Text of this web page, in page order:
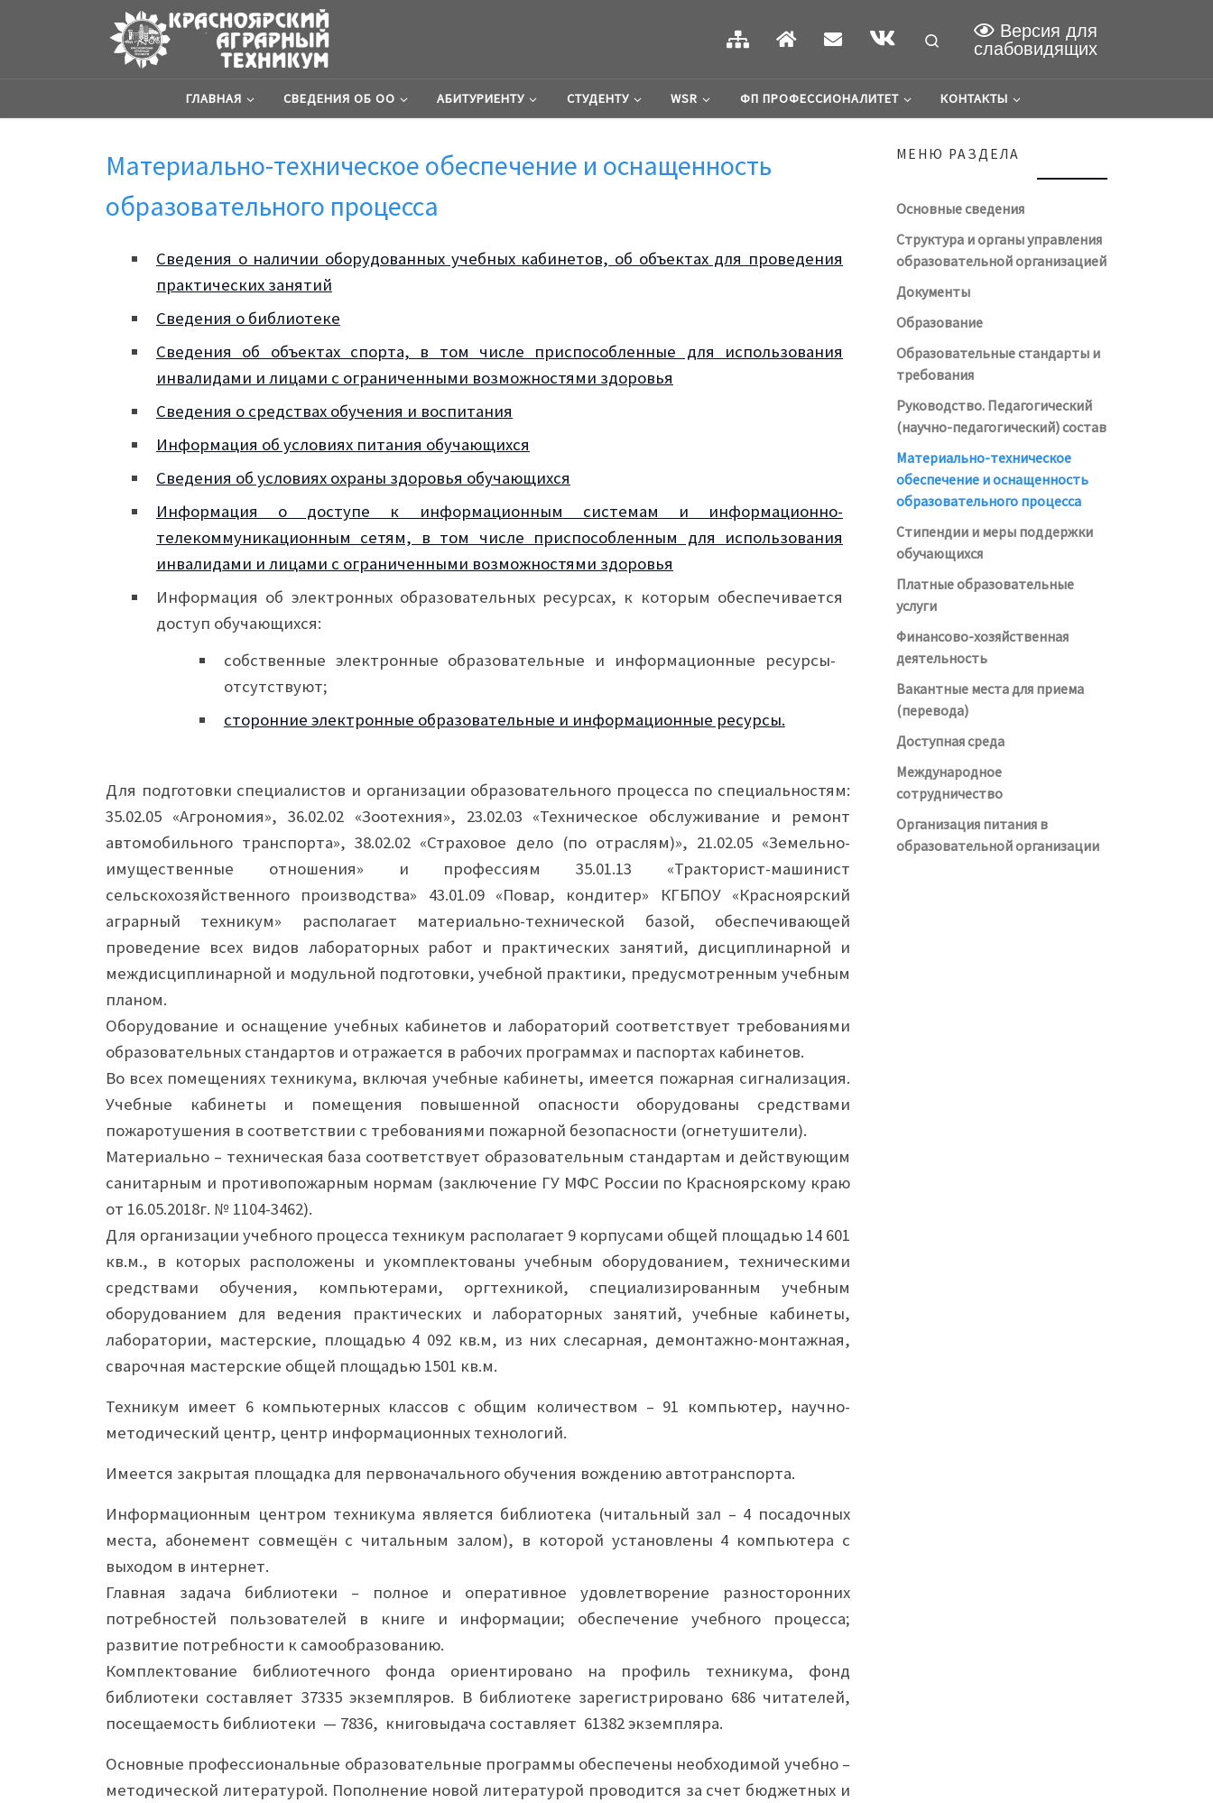
Search
Версия для
слабовидящих
ГЛАВНАЯ СВЕДЕНИЯ ОБ ОО АБИТУРИЕНТУ СТУДЕНТУ WSR ФП ПРОФЕССИОНАЛИТЕТ КОНТАКТЫ
Материально-техническое обеспечение и оснащенность
образовательного процесса
Сведения о наличии оборудованных учебных кабинетов, об объектах для проведения
практических занятий
Сведения о библиотеке
Сведения об объектах спорта, в том числе приспособленные для использования
инвалидами и лицами с ограниченными возможностями здоровья
Сведения о средствах обучения и воспитания
Информация об условиях питания обучающихся
Сведения об условиях охраны здоровья обучающихся
Информация о доступе к информационным системам и информационно-
телекоммуникационным сетям, в том числе приспособленным для использования
инвалидами и лицами с ограниченными возможностями здоровья
Информация об электронных образовательных ресурсах, к которым обеспечивается
доступ обучающихся:
собственные электронные образовательные и информационные ресурсы-
отсутствуют;
сторонние электронные образовательные и информационные ресурсы.
Для подготовки специалистов и организации образовательного процесса по специальностям:
35.02.05 «Агрономия», 36.02.02 «Зоотехния», 23.02.03 «Техническое обслуживание и ремонт
автомобильного транспорта», 38.02.02 «Страховое дело (по отраслям)», 21.02.05 «Земельно-
имущественные отношения» и профессиям 35.01.13 «Тракторист-машинист
сельскохозяйственного производства» 43.01.09 «Повар, кондитер» КГБПОУ «Красноярский
аграрный техникум» располагает материально-технической базой, обеспечивающей
проведение всех видов лабораторных работ и практических занятий, дисциплинарной и
междисциплинарной и модульной подготовки, учебной практики, предусмотренным учебным
планом.
Оборудование и оснащение учебных кабинетов и лабораторий соответствует требованиями
образовательных стандартов и отражается в рабочих программах и паспортах кабинетов.
Во всех помещениях техникума, включая учебные кабинеты, имеется пожарная сигнализация.
Учебные кабинеты и помещения повышенной опасности оборудованы средствами
пожаротушения в соответствии с требованиями пожарной безопасности (огнетушители).
Материально – техническая база соответствует образовательным стандартам и действующим
санитарным и противопожарным нормам (заключение ГУ МФС России по Красноярскому краю
от 16.05.2018г. № 1104-3462).
Для организации учебного процесса техникум располагает 9 корпусами общей площадью 14 601
кв.м., в которых расположены и укомплектованы учебным оборудованием, техническими
средствами обучения, компьютерами, оргтехникой, специализированным учебным
оборудованием для ведения практических и лабораторных занятий, учебные кабинеты,
лаборатории, мастерские, площадью 4 092 кв.м, из них слесарная, демонтажно-монтажная,
сварочная мастерские общей площадью 1501 кв.м.
Техникум имеет 6 компьютерных классов с общим количеством – 91 компьютер, научно-
методический центр, центр информационных технологий.
Имеется закрытая площадка для первоначального обучения вождению автотранспорта.
Информационным центром техникума является библиотека (читальный зал – 4 посадочных
места, абонемент совмещён с читальным залом), в которой установлены 4 компьютера с
выходом в интернет.
Главная задача библиотеки – полное и оперативное удовлетворение разносторонних
потребностей пользователей в книге и информации; обеспечение учебного процесса;
развитие потребности к самообразованию.
Комплектование библиотечного фонда ориентировано на профиль техникума, фонд
библиотеки составляет 37335 экземпляров. В библиотеке зарегистрировано 686 читателей,
посещаемость библиотеки — 7836, книговыдача составляет 61382 экземпляра.
Основные профессиональные образовательные программы обеспечены необходимой учебно –
методической литературой. Пополнение новой литературой проводится за счет бюджетных и
МЕНЮ РАЗДЕЛА
Основные сведения
Структура и органы управления
образовательной организацией
Документы
Образование
Образовательные стандарты и
требования
Руководство. Педагогический
(научно-педагогический) состав
Материально-техническое
обеспечение и оснащенность
образовательного процесса
Стипендии и меры поддержки
обучающихся
Платные образовательные
услуги
Финансово-хозяйственная
деятельность
Вакантные места для приема
(перевода)
Доступная среда
Международное
сотрудничество
Организация питания в
образовательной организации